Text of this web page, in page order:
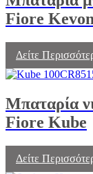
Fiore
Δείτε
Μπαταρία
Fiore Kube
Δείτε